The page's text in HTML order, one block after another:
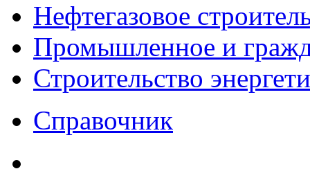
Нефтегазовое
Промышленное и
Строительство
Справочник